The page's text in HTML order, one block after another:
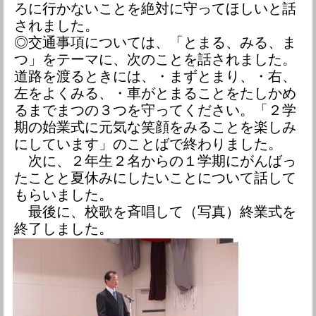
ろに行かないことを絶対に守ってほしいと話
されました。
◎交通事項については、「とまる、みる、ま
つ」をテーマに、次のことを話されました。
道路を渡るときには、・まずとまり、・右、
左をよくみる、・車がとまることをたしかめ
るまでまつの３つを守ってください。「２学
期の始業式に元気な笑顔をみることを楽しみ
にしています」のことばで終わりました。
次に、２年生２名からの１学期にがんばっ
たことと夏休みにしたいことについて話して
もらいました。
最後に、校歌を斉唱して（写真）終業式を
終了しました。